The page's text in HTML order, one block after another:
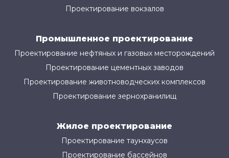
Проектирование вокзалов
Промышленное проектирование
Проектирование нефтяных и газовых месторождений
Проектирование цементных заводов
Проектирование животноводческих комплексов
Проектирование зернохранилищ
Жилое проектирование
Проектирование таунхаусов
Проектирование бассейнов